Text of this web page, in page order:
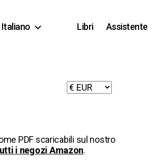
Italiano Libri Assistente
PDF scaricabili sul nostro
i negozi Amazon.